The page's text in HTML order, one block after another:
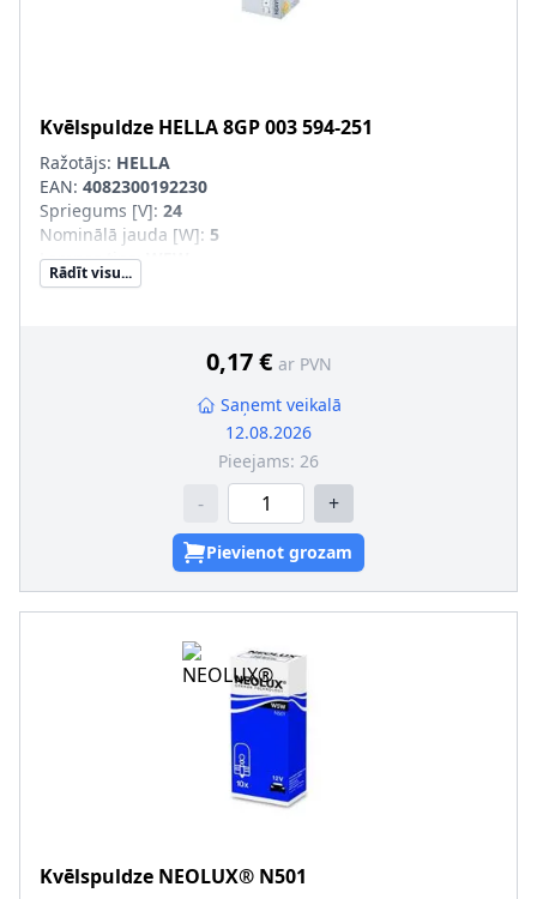
Kvēlspuldze HELLA8GP 003 594-251
Ražotājs: HELLA
EAN: 4082300192230
Spriegums [V]: 24
Nominālā jauda [W]: 5
Lampas tips:
Apgaismes ierīces tips
Kaste
7439-92-1; svins
Montāža/demontāža jāveic kvalificētam personālam!
Kvēlspuldzes cokola konstrukcija:
Rādīt visu...
0,17 € ar PVN
Saņemt veikalā
12.08.2026
Pieejams: 26
- +
Pievienot grozam
Kvēlspuldze NEOLUX® N501